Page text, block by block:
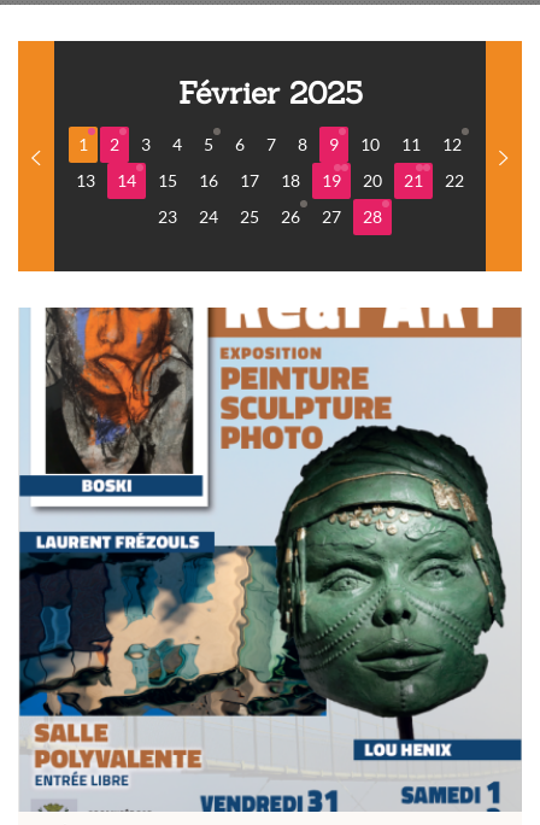
Février 2025
1 2 3 4 5 6 7 8 9 10 11
12
13
14 15 16 17 18 19 20 21
22
23
24 25 26 27 28